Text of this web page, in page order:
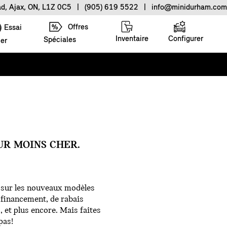
Ajax, ON, L1Z 0C5 (905) 619 5522 info@minidurham.com
Essai
Offres
Spéciales
Inventaire Configurer
MOINS CHER.
les nouveaux modèles
de rabais
et plus encore. Mais faites